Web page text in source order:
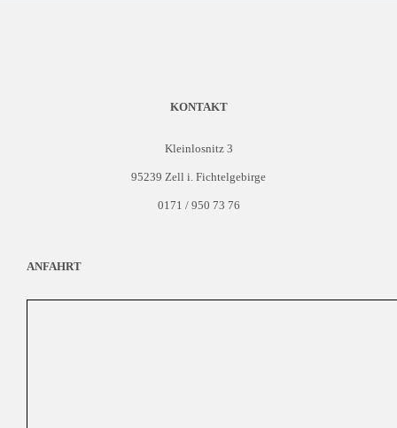
KONTAKT
Kleinlosnitz 3
95239 Zell i. Fichtelgebirge
0171 / 950 73 76
ANFAHRT